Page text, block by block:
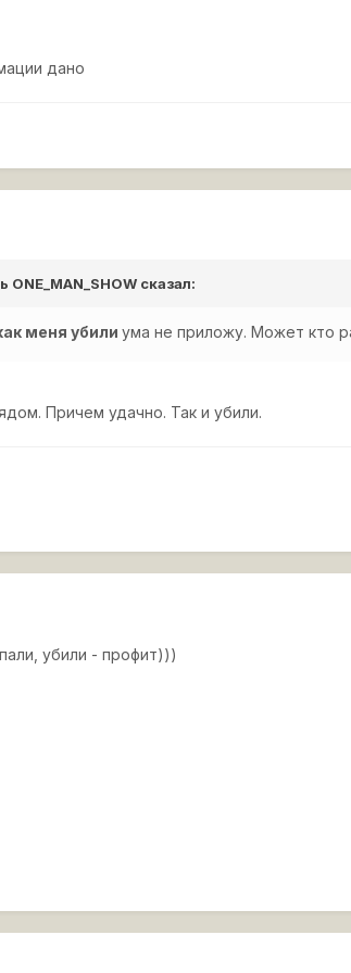
дано
ONE_MAN_SHOW сказал:
меня убилиума не приложу. Может кто
Причем удачно. Так и убили.
убили - профит)))